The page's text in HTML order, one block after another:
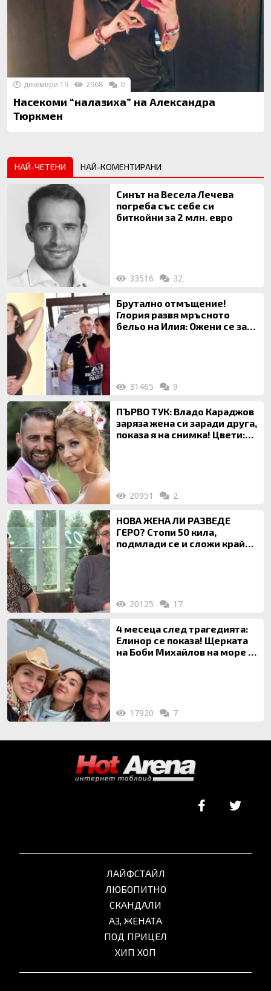
Насекоми “налазиха” на Александра
Тюркмен
декември 19 2968 0
НАЙ-ЧЕТЕНИ НАЙ-КОМЕНТИРАНИ
Синът на Весела Лечева
погреба със себе си
биткойни за 2 млн. евро
33516 32
Брутално отмъщение!
Глория развя мръсното
бельо на Илия: Ожени се за
31465 9
ПЪРВО ТУК: Владо Караджов
заряза жена си заради друга,
показа я на снимка! Цвети:
20951 2
НОВА ЖЕНА ЛИ РАЗВЕДЕ
ГЕРО? Стопи 50 кила,
подмлади се и сложи край
20125 17
4 месеца след трагедията:
Елинор се показа! Щерката
на Боби Михайлов на море с
17920 7
ЛАЙФСТАЙЛ
ЛЮБОПИТНО
СКАНДАЛИ
АЗ, ЖЕНАТА
ПОД ПРИЦЕЛ
ХИП ХОП